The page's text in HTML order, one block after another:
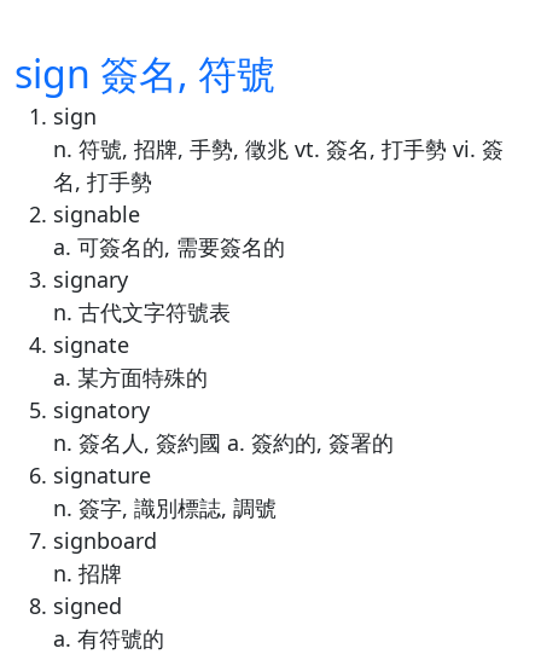
sign 簽名, 符號
sign
n. 符號, 招牌, 手勢, 徵兆 vt. 簽名, 打手勢 vi. 簽
名, 打手勢
signable
a. 可簽名的, 需要簽名的
signary
n. 古代文字符號表
signate
a. 某方面特殊的
signatory
n. 簽名人, 簽約國 a. 簽約的, 簽署的
signature
n. 簽字, 識別標誌, 調號
signboard
n. 招牌
signed
a. 有符號的